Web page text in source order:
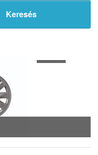
Keresés